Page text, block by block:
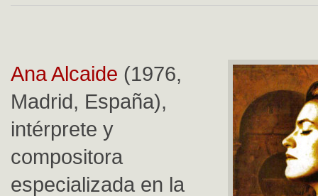
Ana Alcaide (1976,
Madrid, España),
intérprete y
compositora
especializada en la